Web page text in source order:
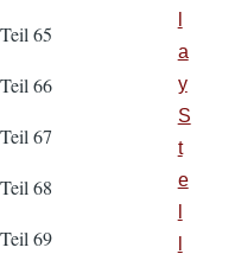
Teil 65
Teil 66
Teil 67
Teil 68
Teil 69
a
y
S
t
e